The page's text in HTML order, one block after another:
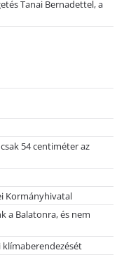
Tanai Bernadettel, a
54 centiméter az
Kormányhivatal
a Balatonra, és nem